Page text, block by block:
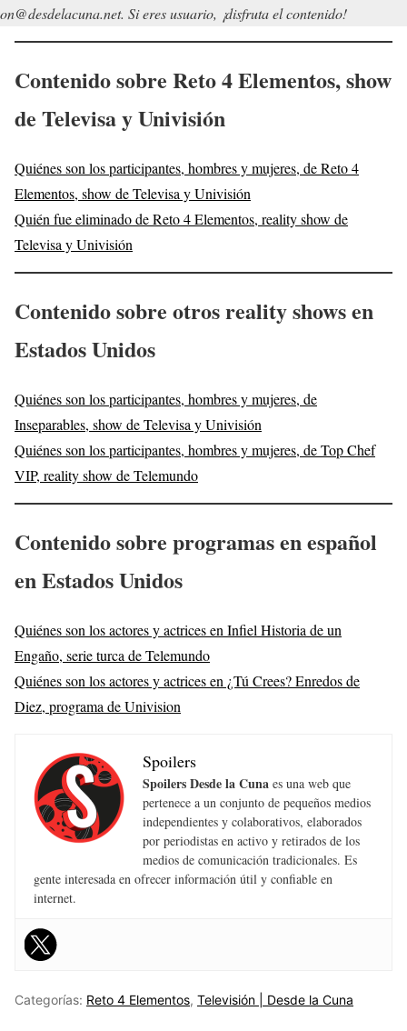
Si eres usuario, ¡disfruta el contenido!
Contenido sobre Reto 4 Elementos, show
de Televisa y Univisión
Quiénes son los participantes, hombres y mujeres, de Reto 4
Elementos, show de Televisa y Univisión
Quién fue eliminado de Reto 4 Elementos, reality show de
Televisa y Univisión
Contenido sobre otros reality shows en
Estados Unidos
Quiénes son los participantes, hombres y mujeres, de
Inseparables, show de Televisa y Univisión
Quiénes son los participantes, hombres y mujeres, de Top Chef
VIP, reality show de Telemundo
Contenido sobre programas en español
en Estados Unidos
Quiénes son los actores y actrices en Infiel Historia de un
Engaño, serie turca de Telemundo
Quiénes son los actores y actrices en ¿Tú Crees? Enredos de
Diez, programa de Univision
Spoilers
Spoilers Desde la Cuna es una web que
pertenece a un conjunto de pequeños medios
independientes y colaborativos, elaborados
por periodistas en activo y retirados de los
medios de comunicación tradicionales. Es
gente interesada en ofrecer información útil y confiable en
internet.
Categorías: Reto 4 Elementos, Televisión | Desde la Cuna